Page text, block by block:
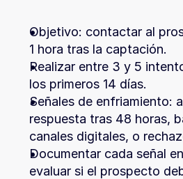
Objetivo: contactar al
1 hora tras la captación.
Realizar entre 3 y 5
los primeros 14 días.
Señales de enfriamiento:
respuesta tras 48 horas,
canales digitales, o
Documentar cada señal
evaluar si el prospecto